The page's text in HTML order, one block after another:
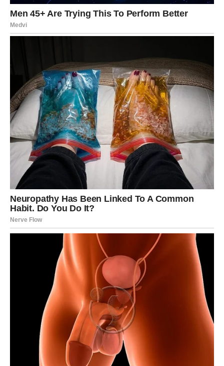
neočekivane šanse.
U ljubavi: poruka koja te zatekne, susret koji budi
emocije, ili razgovor koji razjašnjava.
“Ne vraćam se unazad – idem ka onome što
RIBE – NAJJAČA SREĆA,
NAJMEKŠI BLAGOSLOV
Ribe su među znakovima sa najjačom srećom u prvoj
polovini marta, posebno kroz emocije, intuiciju i
sudbinske susrete. Sreća ti dolazi kada veruješ sebi, kada
prestaneš da idealizuješ pogrešne ljude i kada izabereš
ono što te umiruje.
Gde dolazi sreća:
unutrašnju jasnoću.
moguća je potvrda emocija, susret ili
produbljivanje veze.
Na šta paziš: na idealizaciju – sreća je u realnosti, ne u
Ključ sreće:“Biranje sebe je moj najveći blagoslov.”